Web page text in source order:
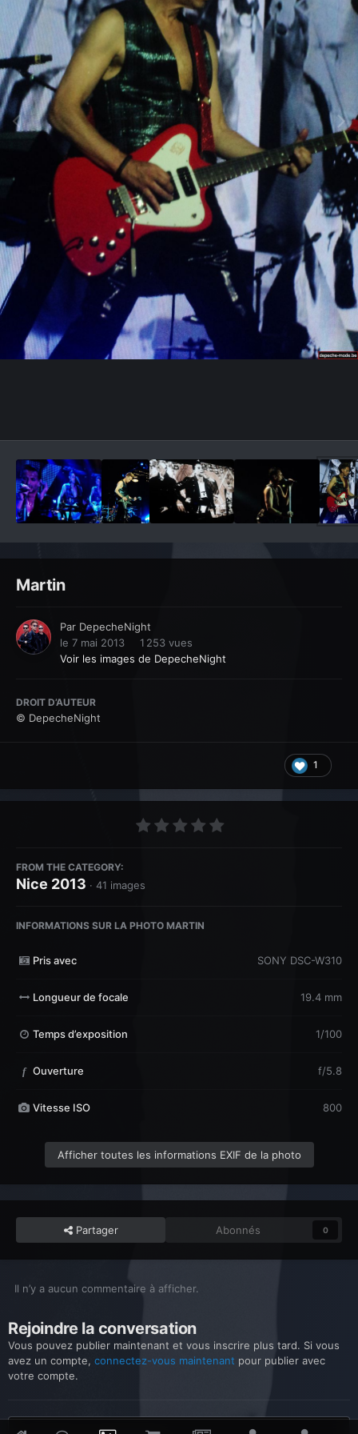
Martin
Par DepecheNight
le 7 mai 2013
1 253 vues
Voir les images de DepecheNight
DROIT D’AUTEUR
© DepecheNight
1
FROM THE CATEGORY:
Nice 2013 · 41 images
INFORMATIONS SUR LA PHOTO MARTIN
Pris avec SONY DSC-W310
Longueur de focale 19.4 mm
Temps d’exposition 1/100
f Ouverture f/5.8
Vitesse ISO 800
Afficher toutes les informations EXIF de la photo
Partager Abonnés 0
Il n’y a aucun commentaire à afficher.
Rejoindre la conversation
Vous pouvez publier maintenant et vous inscrire plus tard. Si vous
avez un compte, connectez-vous maintenant pour publier avec
votre compte.